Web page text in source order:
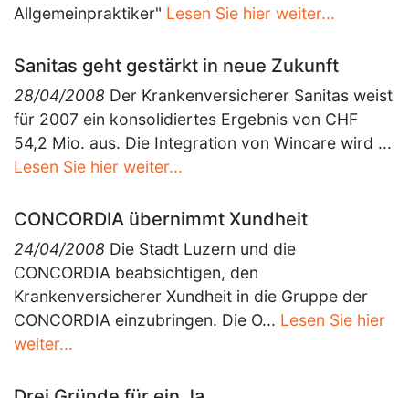
Allgemeinpraktiker" Lesen Sie hier weiter...
Sanitas geht gestärkt in neue Zukunft
28/04/2008 Der Krankenversicherer Sanitas weist
für 2007 ein konsolidiertes Ergebnis von CHF
54,2 Mio. aus. Die Integration von Wincare wird ...
Lesen Sie hier weiter...
CONCORDIA übernimmt Xundheit
24/04/2008 Die Stadt Luzern und die
CONCORDIA beabsichtigen, den
Krankenversicherer Xundheit in die Gruppe der
CONCORDIA einzubringen. Die O... Lesen Sie hier
weiter...